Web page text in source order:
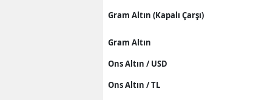
Gram Altın (Kapalı Çarşı)
Gram Altın
Ons Altın / USD
Ons Altın / TL